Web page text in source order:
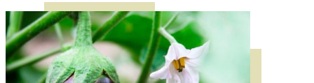
BLOGUE ECO
CONTACTO